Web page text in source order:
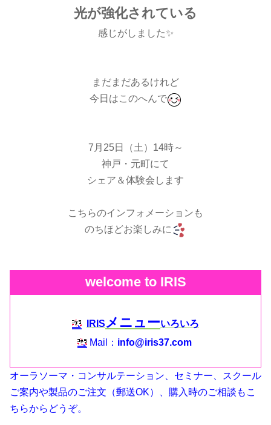
光が強化されている
感じがしました✨
まだまだあるけれど
今日はこのへんで
7月25日（土）14時～
神戸・元町にて
シェア＆体験会します
こちらのインフォメーションも
のちほどお楽しみに
welcome to IRIS
IRIS メニューいろいろ
Mail： info@iris37.com
オーラソーマ・コンサルテーション、セミナー、スクール
ご案内や製品のご注文（郵送OK）、購入時のご相談もこ
ちらからどうぞ。